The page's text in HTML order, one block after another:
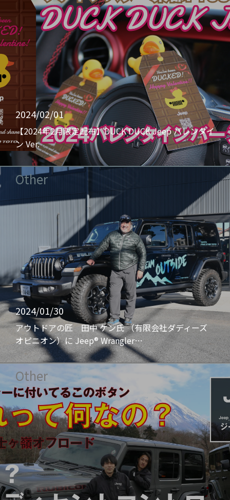
2024/02/01
【2024年2月限定配布】DUCK DUCK Jeep バレンタイ
ン Ver.
Other
2024/01/30
アウトドアの匠 田中 ケン氏 （有限会社ダディーズ
オピニオン）に Jeep® Wrangler…
Other